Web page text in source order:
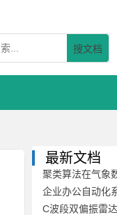
搜文档
最新文档
C波段双偏振雷